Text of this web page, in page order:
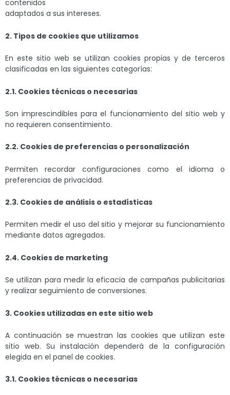
contenidos
adaptados a sus intereses.
2. Tipos de cookies que utilizamos
En este sitio web se utilizan cookies propias y de terceros
clasificadas en las siguientes categorías:
2.1. Cookies técnicas o necesarias
Son imprescindibles para el funcionamiento del sitio web y
no requieren consentimiento.
2.2. Cookies de preferencias o personalización
Permiten recordar configuraciones como el idioma o
preferencias de privacidad.
2.3. Cookies de análisis o estadísticas
Permiten medir el uso del sitio y mejorar su funcionamiento
mediante datos agregados.
2.4. Cookies de marketing
Se utilizan para medir la eficacia de campañas publicitarias
y realizar seguimiento de conversiones.
3. Cookies utilizadas en este sitio web
A continuación se muestran las cookies que utilizan este
sitio web. Su instalación dependerá de la configuración
elegida en el panel de cookies.
3.1. Cookies técnicas o necesarias